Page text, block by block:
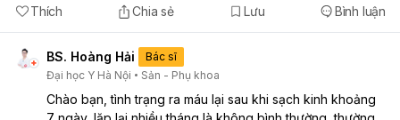
Thích Chia sẻ Lưu Bình luận
BS. Hoàng Hải
Bác sĩ
Đại học Y Hà Nội
Sản - Phụ khoa
Chào bạn, tình trạng ra máu lại sau khi sạch kinh khoảng